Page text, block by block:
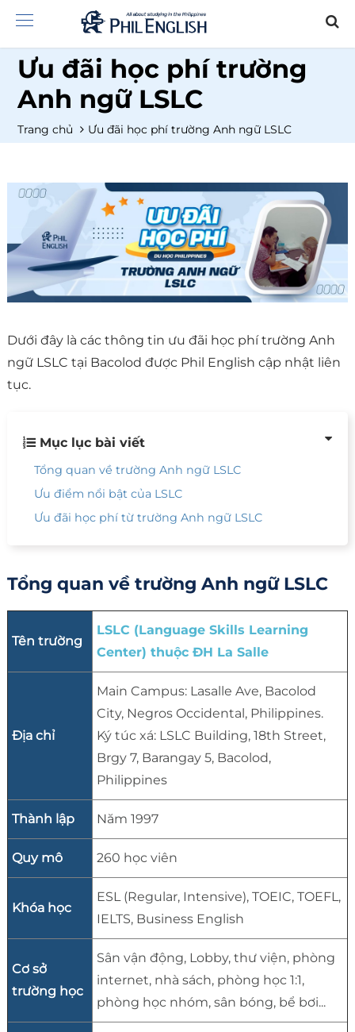
Ưu đãi học phí trường
Anh ngữ LSLC
Trang chủ Ưu đãi học phí trường Anh ngữ LSLC
Dưới đây là các thông tin ưu đãi học phí trường Anh
ngữ LSLC tại Bacolod được Phil English cập nhật liên
tục.
Mục lục bài viết
Tổng quan về trường Anh ngữ LSLC
Ưu điểm nổi bật của LSLC
Ưu đãi học phí từ trường Anh ngữ LSLC
Tổng quan về trường Anh ngữ LSLC
Tên trường
LSLC (Language Skills Learning
Center) thuộc ĐH La Salle
Địa chỉ
Main Campus: Lasalle Ave, Bacolod
City, Negros Occidental, Philippines.
Ký túc xá: LSLC Building, 18th Street,
Brgy 7, Barangay 5, Bacolod,
Philippines
Thành lập Năm 1997
Quy mô 260 học viên
Khóa học
ESL (Regular, Intensive), TOEIC, TOEFL,
IELTS, Business English
Cơ sở
trường học
Sân vận động, Lobby, thư viện, phòng
internet, nhà sách, phòng học 1:1,
phòng học nhóm, sân bóng, bể bơi...